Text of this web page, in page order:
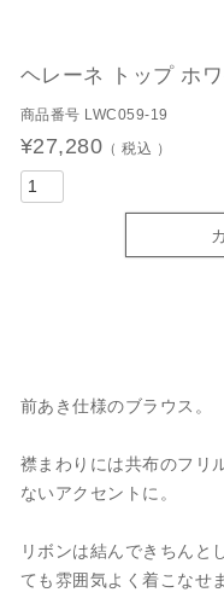
ヘレーネ トップ ホワ
商品番号 LWC059-19
¥27,280 税込
前あき仕様のブラウス。
襟まわりには共布のフリ
ないアクセントに。
リボンは結んできちんと
ても雰囲気よく着こなせ